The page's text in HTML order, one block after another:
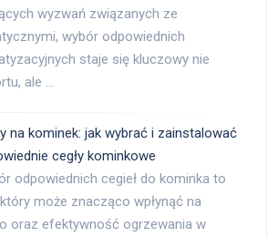
wyzwań związanych ze
wybór odpowiednich
staje się kluczowy nie
ale …
na kominek: jak wybrać i zainstalować
cegły kominkowe
odpowiednich cegieł do kominka to
może znacząco wpłynąć na
oraz efektywność ogrzewania w